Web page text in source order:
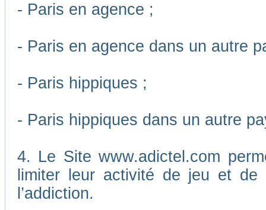
- Paris en agence ;
- Paris en agence dans un autre
- Paris hippiques ;
- Paris hippiques dans un autre
4. Le Site www.adictel.com
limiter leur activité de jeu et
l’addiction.